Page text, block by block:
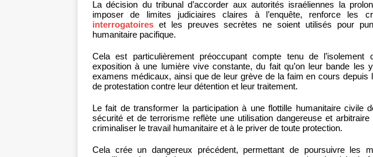
La décision du tribunal d’accorder aux autorités israéliennes la
imposer de limites judiciaires claires à l’enquête, renforce les
interrogatoires et les preuves secrètes ne soient utilisés pour
humanitaire pacifique.
Cela est particulièrement préoccupant compte tenu de
exposition à une lumière vive constante, du fait qu’on leur bande les
examens médicaux, ainsi que de leur grève de la faim en cours depuis
de protestation contre leur détention et leur traitement.
Le fait de transformer la participation à une flottille humanitaire civile
sécurité et de terrorisme reflète une utilisation dangereuse et
criminaliser le travail humanitaire et à le priver de toute protection.
Cela crée un dangereux précédent, permettant de poursuivre les